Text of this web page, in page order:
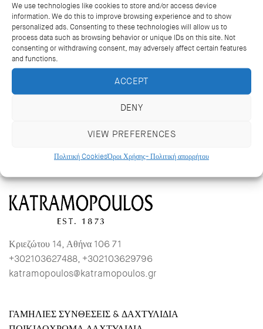
We use technologies like cookies to store and/or access device
information. We do this to improve browsing experience and to show
personalized ads. Consenting to these technologies will allow us to
process data such as browsing behavior or unique IDs on this site. Not
consenting or withdrawing consent, may adversely affect certain features
and functions.
ACCEPT
DENY
VIEW PREFERENCES
Πολιτική CookiesΌροι Χρήσης- Πολιτική απορρήτου
Diamond cross pendant
ΕΚΔΗΛΩΣΗ ΕΝΔΙΑΦΕΡΟΝΤΟΣ
Κριεζώτου 14, Αθήνα 106 71
+302103627488, +302103629796
katramopoulos@katramopoulos.gr
ΓΑΜΗΛΙΕΣ ΣΥΝΘΕΣΕΙΣ & ΔΑΧΤΥΛΙΔΙΑ